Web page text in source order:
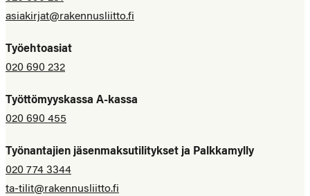
asiakirjat@rakennusliitto.fi
Työehtoasiat
020 690 232
Työttömyyskassa A-kassa
020 690 455
Työnantajien jäsenmaksutilitykset ja Palkkamylly
020 774 3344
ta-tilit@rakennusliitto.fi